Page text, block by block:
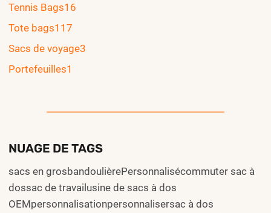
Tennis Bags16
Tote bags117
Sacs de voyage3
Portefeuilles1
NUAGE DE TAGS
sacs en grosbandoulièrePersonnalisécommuter sac à
dossac de travailusine de sacs à dos
OEMpersonnalisationpersonnalisersac à dos